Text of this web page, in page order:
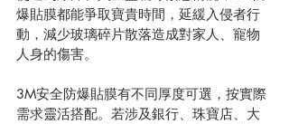
爆貼膜都能爭取寶貴時間，延緩入侵者行
動，減少玻璃碎片散落造成對家人、寵物
人身的傷害。
3M安全防爆貼膜有不同厚度可選，按實際
需求靈活搭配。若涉及銀行、珠寶店、大